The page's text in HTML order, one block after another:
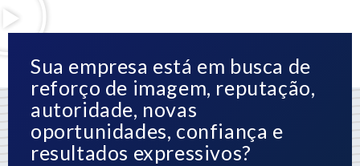
Sua empresa está em busca de
reforço de imagem, reputação,
autoridade, novas
oportunidades, confiança e
resultados expressivos?